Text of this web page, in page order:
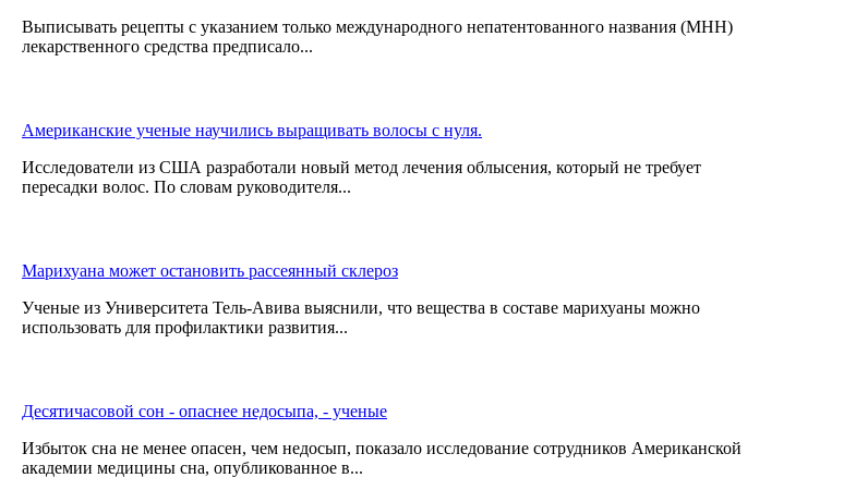
Выписывать рецепты с указанием только международного непатентованного названия (МНН)
лекарственного средства предписало...
Американские ученые научились выращивать волосы с нуля.
Исследователи из США разработали новый метод лечения облысения, который не требует
пересадки волос. По словам руководителя...
Марихуана может остановить рассеянный склероз
Ученые из Университета Тель-Авива выяснили, что вещества в составе марихуаны можно
использовать для профилактики развития...
Десятичасовой сон - опаснее недосыпа, - ученые
Избыток сна не менее опасен, чем недосып, показало исследование сотрудников Американской
академии медицины сна, опубликованное в...